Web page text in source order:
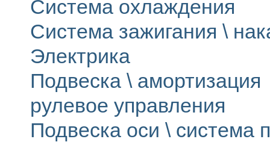
Система охлаждения
Система зажигания \
Электрика
Подвеска \ амортизация
рулевое управления
Подвеска оси \ система